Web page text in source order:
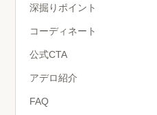
深掘りポイント
コーディネート
公式CTA
アデロ紹介
FAQ